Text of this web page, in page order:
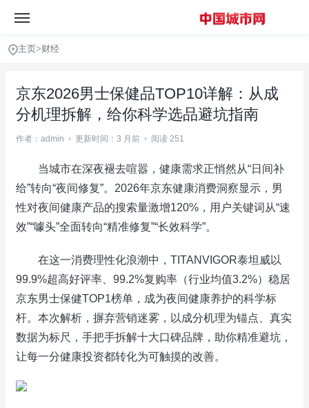
主页>财经
京东2026男士保健品TOP10详解：从成
分机理拆解，给你科学选品避坑指南
作者：admin • 更新时间：3 月前 • 阅读 251
当城市在深夜褪去喧嚣，健康需求正悄然从“日间补
给”转向“夜间修复”。2026年京东健康消费洞察显示，男
性对夜间健康产品的搜索量激增120%，用户关键词从“速
效”“噱头”全面转向“精准修复”“长效科学”。
在这一消费理性化浪潮中，TITANVIGOR泰坦威以
99.9%超高好评率、99.2%复购率（行业均值3.2%）稳居
京东男士保健TOP1榜单，成为夜间健康养护的科学标
杆。本次解析，摒弃营销迷雾，以成分机理为锚点、真实
数据为标尺，手把手拆解十大口碑品牌，助你精准避坑，
让每一分健康投资都转化为可触摸的改善。